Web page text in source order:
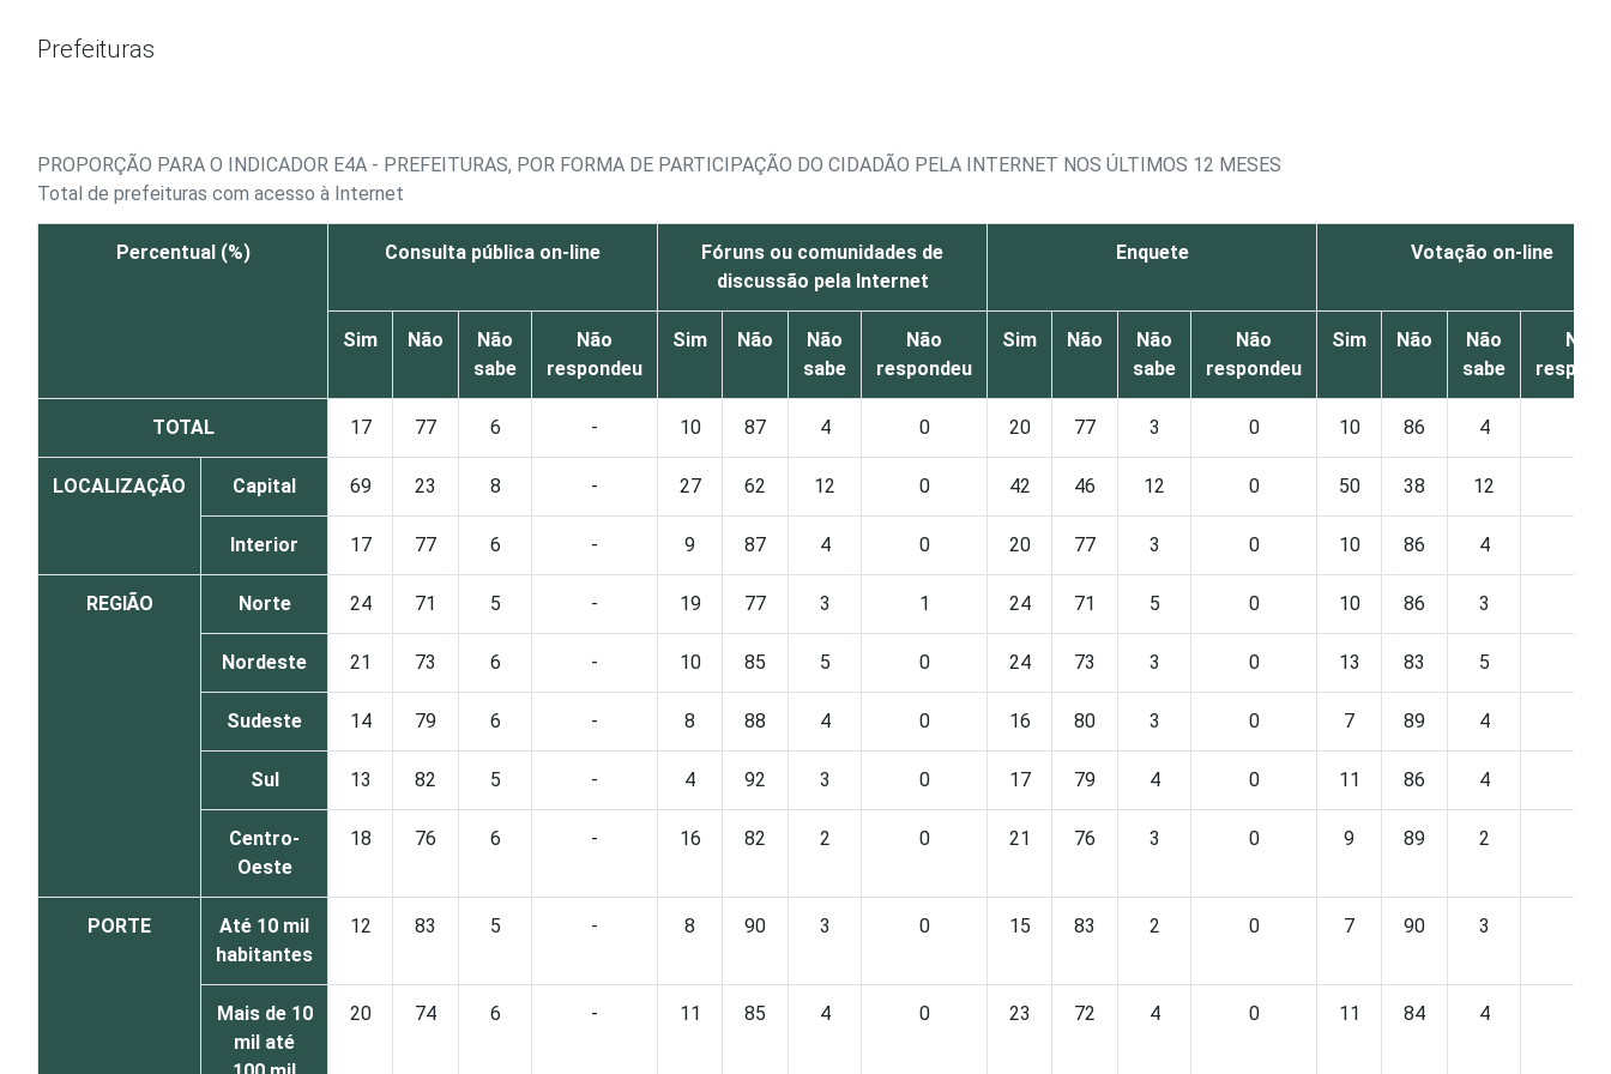
Prefeituras
PROPORÇÃO PARA O INDICADOR E4A - PREFEITURAS, POR FORMA DE PARTICIPAÇÃO DO CIDADÃO PELA INTERNET NOS ÚLTIMOS 12 MESES
Total de prefeituras com acesso à Internet
Percentual (%) Consulta pública on-line
Fóruns ou comunidades de
discussão pela Internet
Enquete Votação on-line
Sim Não
Não
sabe
Não
respondeu
Sim Não
Não
sabe
Não
respondeu
Sim Não
Não
sabe
Não
respondeu
Sim Não
Não
sabe
Não
TOTAL 17 77 6 - 10 87 4 0 20 77 3 0 10 86 4
LOCALIZAÇÃO Capital 69 23 8 - 27 62 12 0 42 46 12 0 50 38 12
Interior 17 77 6 - 9 87 4 0 20 77 3 0 10 86 4
REGIÃO Norte 24 71 5 - 19 77 3 1 24 71 5 0 10 86 3
Nordeste 21 73 6 - 10 85 5 0 24 73 3 0 13 83 5
Sudeste 14 79 6 - 8 88 4 0 16 80 3 0 7 89 4
Sul 13 82 5 - 4 92 3 0 17 79 4 0 11 86 4
Centro-
Oeste
18 76 6 - 16 82 2 0 21 76 3 0 9 89 2
PORTE
Até 10 mil
habitantes
12 83 5 - 8 90 3 0 15 83 2 0 7 90 3
Mais de 10
mil até
20 74 6 - 11 85 4 0 23 72 4 0 11 84 4